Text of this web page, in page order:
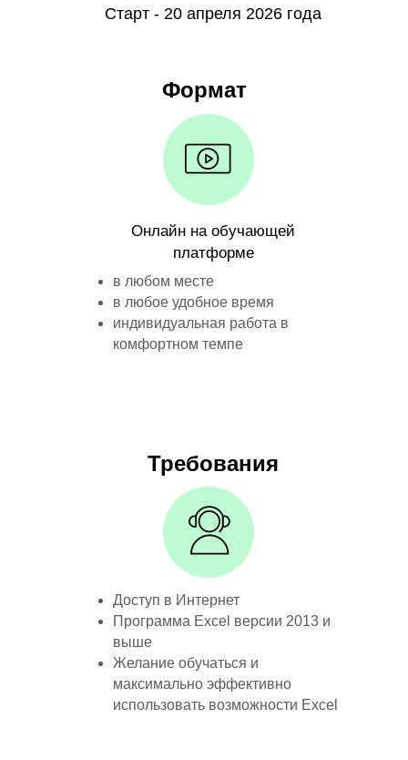
Старт - 20 апреля 2026 года
в любом месте
в любое удобное время
индивидуальная работа в
комфортном темпе
Доступ в Интернет
Программа Excel версии 2013 и
выше
Желание обучаться и
максимально эффективно
использовать возможности Excel
Формат
Требования
Онлайн на обучающей
платформе